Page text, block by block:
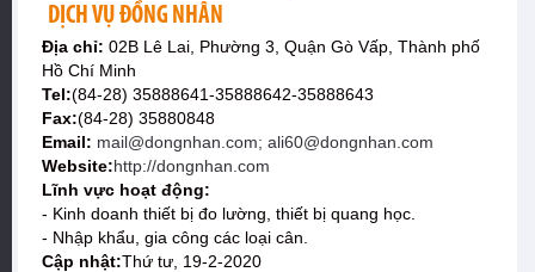
DỊCH VỤ ĐỒNG NHÂN
Địa chỉ: 02B Lê Lai, Phường 3, Quận Gò Vấp, Thành phố
Hồ Chí Minh
Tel:(84-28) 35888641-35888642-35888643
Fax:(84-28) 35880848
Email: mail@dongnhan.com; ali60@dongnhan.com
Website:http://dongnhan.com
Lĩnh vực hoạt động:
- Kinh doanh thiết bị đo lường, thiết bị quang học.
- Nhập khẩu, gia công các loại cân.
Cập nhật:Thứ tư, 19-2-2020